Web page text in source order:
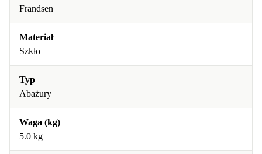
Frandsen
Materiał
Szkło
Typ
Abażury
Waga (kg)
5.0 kg